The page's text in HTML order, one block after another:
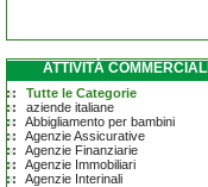
ATTIVITÀ COMMERCIALI
Tutte le Categorie
aziende italiane
Abbigliamento per bambini
Agenzie Assicurative
Agenzie Finanziarie
Agenzie Immobiliari
Agenzie Interinali